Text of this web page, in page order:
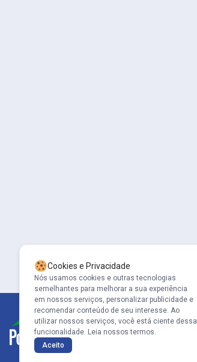
Cookies e Privacidade
Nós usamos cookies e outras tecnologias
semelhantes para melhorar a sua experiência
em nossos serviços, personalizar publicidade e
recomendar conteúdo de seu interesse. Ao
utilizar nossos serviços, você está ciente dessa
funcionalidade. Leia nossos termos.
Aceito